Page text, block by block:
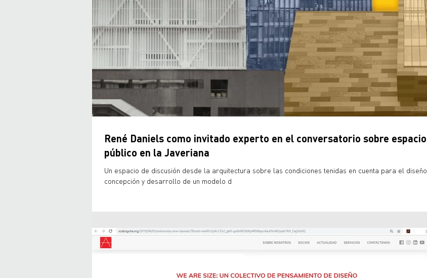
René Daniels como invitado experto en el conversatorio sobre espacio
público en la Javeriana
Un espacio de discusión desde la arquitectura sobre las condiciones tenidas en cuenta para el diseño,
concepción y desarrollo de un modelo d